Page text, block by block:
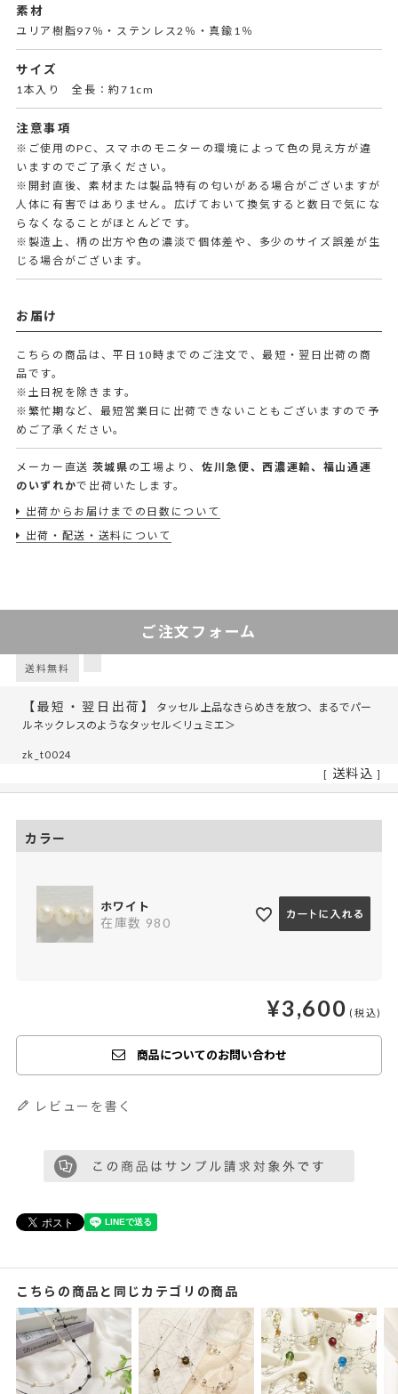
素材
ユリア樹脂97％・ステンレス2％・真鍮1％
サイズ
1本入り 全長：約71cm
注意事項
※ご使用のPC、スマホのモニターの環境によって色の見え方が違
いますのでご了承ください。
※開封直後、素材または製品特有の匂いがある場合がございますが
人体に有害ではありません。広げておいて換気すると数日で気にな
らなくなることがほとんどです。
※製造上、柄の出方や色の濃淡で個体差や、多少のサイズ誤差が生
じる場合がございます。
お届け
こちらの商品は、平日10時までのご注文で、最短・翌日出荷の商
品です。
※土日祝を除きます。
※繁忙期など、最短営業日に出荷できないこともございますので予
めご了承ください。
メーカー直送 茨城県 の工場より、 佐川急便、西濃運輸、福山通運
のいずれかで出荷いたします。
出荷からお届けまでの日数について
出荷・配送・送料について
ご注文フォーム
送料無料
【最短・翌日出荷】
タッセル 上品なきらめきを放つ、まるでパー
ルネックレスのようなタッセル＜リュミエ＞
zk_t0024
送料込
カラー
ホワイト
在庫数 980
¥3,600
商品についてのお問い合わせ
レビューを書く
こちらの商品と同じカテゴリの商品